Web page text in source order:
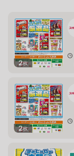
2枚
2枚